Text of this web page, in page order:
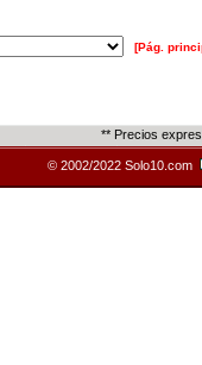
[Pág.
** Precios
© 2002/2022 Solo10.com